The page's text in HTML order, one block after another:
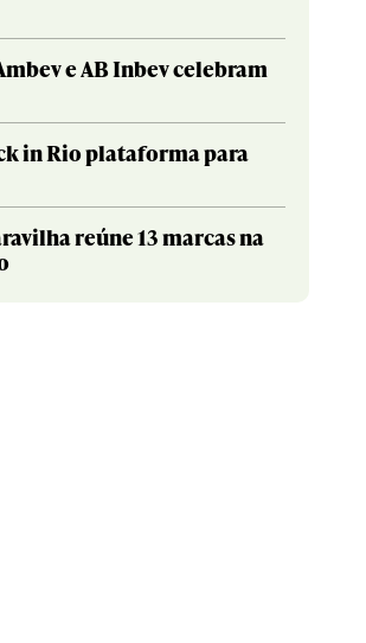
e AB Inbev celebram
in Rio plataforma para
reúne 13 marcas na